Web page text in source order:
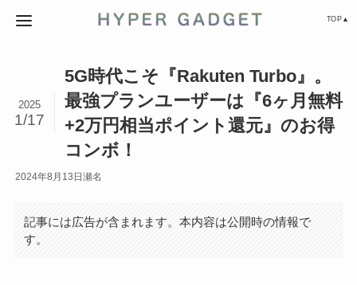
TOP▲
5G時代こそ『Rakuten Turbo』。
最強プランユーザーは『6ヶ月無料
+2万円相当ポイント還元』のお得
コンボ！
2025
1/17
2024年8月13日 瀬名
記事には広告が含まれます。本内容は公開時の情報で
す。